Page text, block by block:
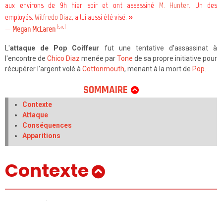
aux environs de 9h hier soir et ont assassiné M. Hunter. Un des
employés, Wilfredo Diaz, a lui aussi été visé. »
— Megan McLaren [src]
L'attaque de Pop Coiffeur fut une tentative d'assassinat à
l'encontre de Chico Diaz menée parTone de sa propre initiative pour
récupérer l'argent volé à Cottonmouth, menant à la mort de Pop
SOMMAIRE
Contexte
Attaque
Conséquences
Apparitions
Contexte